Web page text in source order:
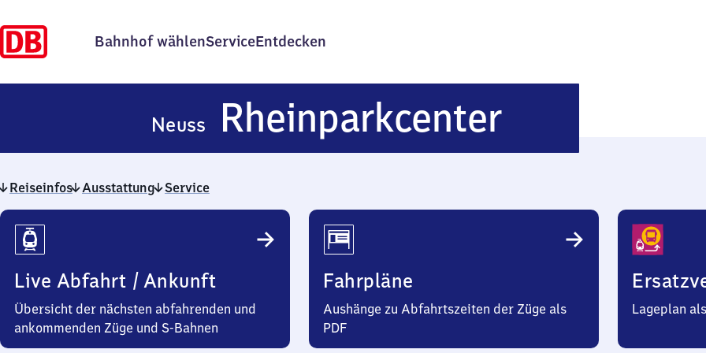
Bahnhof wählenServiceEntdecken
Neuss RheinparkcenterNeuss
Reiseinfos Ausstattung Service
Reiseinfos
Live Abfahrt / Ankunft
Übersicht der nächsten abfahrenden und
ankommenden Züge und S-Bahnen
Fahrpläne
Aushänge zu Abfahrtszeiten der Züge als
PDF
Lageplan